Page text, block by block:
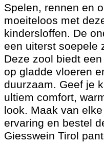
Spelen, rennen en
moeiteloos met
kindersloffen. De
een uiterst soepele
Deze zool biedt
op gladde vloeren
duurzaam. Geef je
ultiem comfort,
look. Maak van
ervaring en bestel
Giesswein Tirol